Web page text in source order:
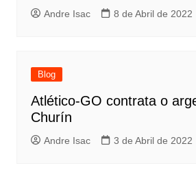
Andre Isac 8 de Abril de 2022
Blog
Atlético-GO contrata o
Churín
Andre Isac 3 de Abril de 2022